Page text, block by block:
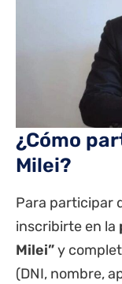
¿Cómo
Milei?
Para participar
inscribirte en la
Milei”y
(DNI, nombre,